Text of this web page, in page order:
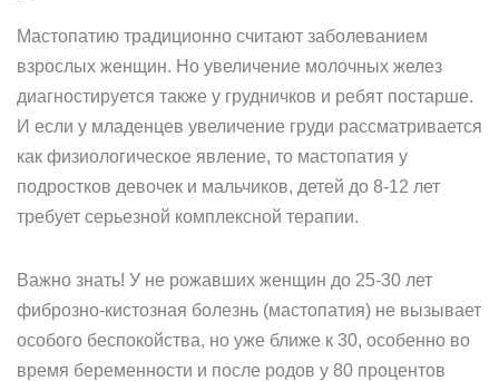
Мастопатию традиционно считают заболеванием
взрослых женщин. Но увеличение молочных желез
диагностируется также у грудничков и ребят постарше.
И если у младенцев увеличение груди рассматривается
как физиологическое явление, то мастопатия у
подростков девочек и мальчиков, детей до 8-12 лет
требует серьезной комплексной терапии.
Важно знать! У не рожавших женщин до 25-30 лет
фиброзно-кистозная болезнь (мастопатия) не вызывает
особого беспокойства, но уже ближе к 30, особенно во
время беременности и после родов у 80 процентов